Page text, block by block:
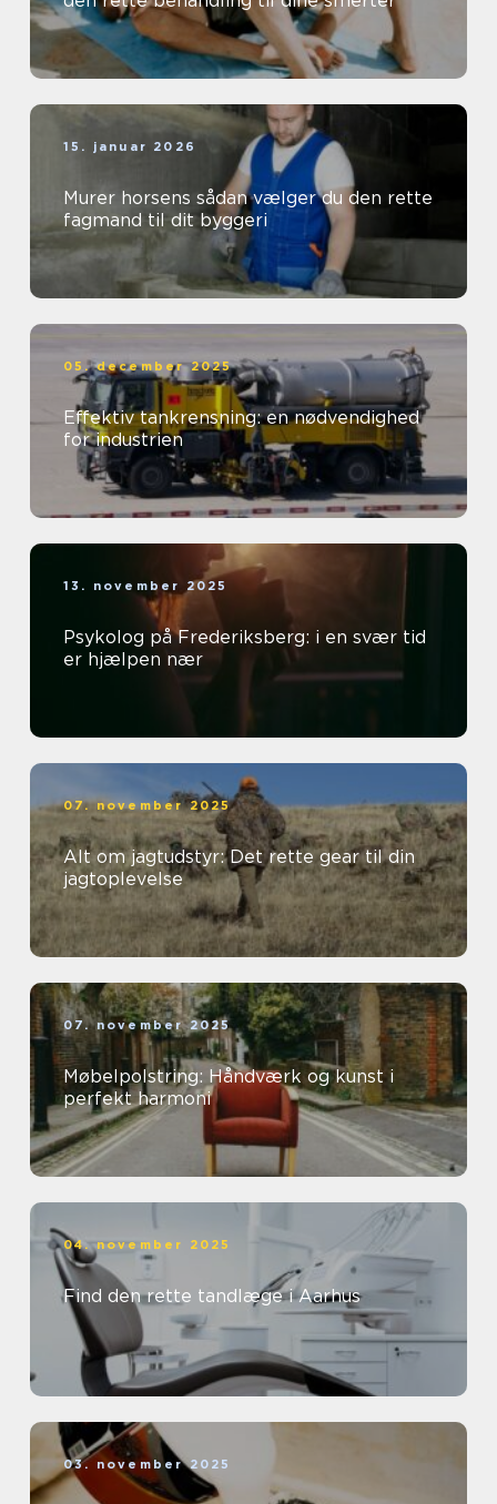
15. januar 2026
Murer horsens sådan vælger du den rette
fagmand til dit byggeri
05. december 2025
Effektiv tankrensning: en nødvendighed
for industrien
13. november 2025
Psykolog på Frederiksberg: i en svær tid
er hjælpen nær
07. november 2025
Alt om jagtudstyr: Det rette gear til din
jagtoplevelse
07. november 2025
Møbelpolstring: Håndværk og kunst i
perfekt harmoni
04. november 2025
Find den rette tandlæge i Aarhus
03. november 2025